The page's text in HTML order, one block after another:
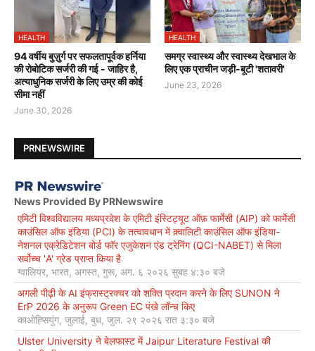
HEALTH
94 वर्षीय बुज़ुर्ग पर सफलतापूर्वक हर्निया
की रोबोटिक सर्जरी की गई - जाहिर है,
अत्याधुनिक सर्जरी के लिए उम्र की कोई
सीमा नहीं
June 30, 2026
HEALTH
समग्र स्वास्थ्य और स्वास्थ्य देखभाल के
लिए एक प्राचीन जड़ी-बूटी 'शतावरी'
June 23, 2026
PRNEWSWIRE
News Provided By PRNewswire
एमिटी विश्वविद्यालय मध्यप्रदेश के एमिटी इंस्टिट्यूट ऑफ़ फार्मेसी (AIP) को फार्मेसी
काउंसिल ऑफ इंडिया (PCI) के तत्वावधान में क़्वालिटी काउंसिल ऑफ इंडिया-
नेशनल एक्रेडिटेशन बोर्ड फॉर एजुकेशन एंड ट्रेनिंग (QCI-NABET) से मिला
सर्वोच्च 'A' ग्रेड प्राप्त किया है
ग्वालियर, भारत, अगस्त, गुरू, अग. ६ २०२६ सुबह ४:३० बजे
अगली पीढ़ी के AI इंफ्रास्ट्रक्चर को शक्ति प्रदान करने के लिए SUNON ने
ErP 2026 के अनुरूप Green EC पंखे लॉन्च किए
काओह्सियुंग, जुलाई, बुध, जुल. २९ २०२६ रात ३:३० बजे
Ulster University ने बेलफास्ट में Jaipur Literature Festival की